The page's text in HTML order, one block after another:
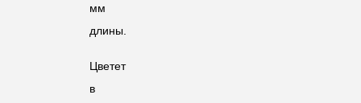
мм
длины.
Цветет
в